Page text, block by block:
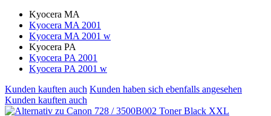
Kyocera MA
Kyocera MA 2001
Kyocera MA 2001 w
Kyocera PA
Kyocera PA 2001
Kyocera PA 2001 w
Kunden kauften auch Kunden haben sich ebenfalls angesehen
Kunden kauften auch